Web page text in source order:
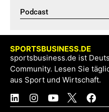
Podcast​
SPORTSBUSINESS.DE
sportsbusiness.de ist
Community. Lesen Sie
aus Sport und Wirtschaft.